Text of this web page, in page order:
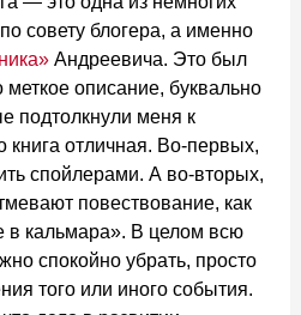
совету блогера, а именно
Андреевича. Это был
меткое описание, буквально
подтолкнули меня к
книга отличная. Во-первых,
спойлерами. А во-вторых,
повествование, как
в кальмара». В целом всю
спокойно убрать, просто
того или иного события.